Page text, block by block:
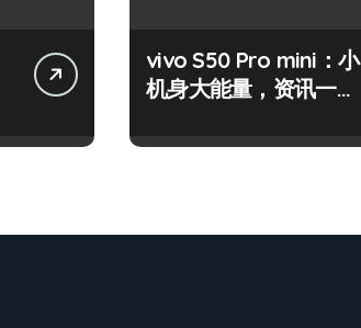
vivo S50 Pro mini：小
机身大能量，资讯一手